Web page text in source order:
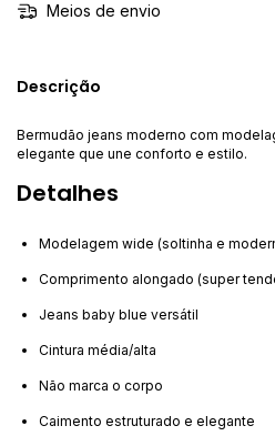
Meios de envio
Descrição
Bermudão jeans moderno com
elegante que une conforto e estilo.
Detalhes
Modelagem wide (soltinha e
Comprimento alongado (super
Jeans baby blue versátil
Cintura média/alta
Não marca o corpo
Caimento estruturado e elegante